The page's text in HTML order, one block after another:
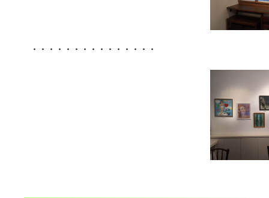
・・・・・・・・・・・・・・・